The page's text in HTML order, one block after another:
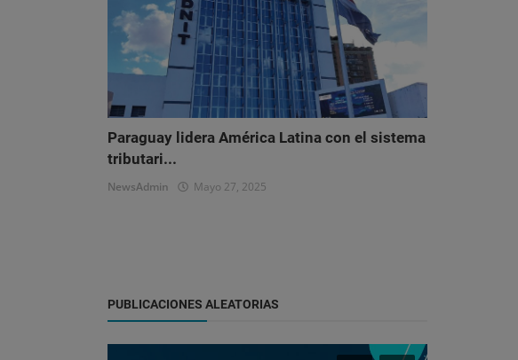
Paraguay lidera América Latina con el sistema
tributari...
NewsAdmin Mayo 27, 2025
PUBLICACIONES ALEATORIAS